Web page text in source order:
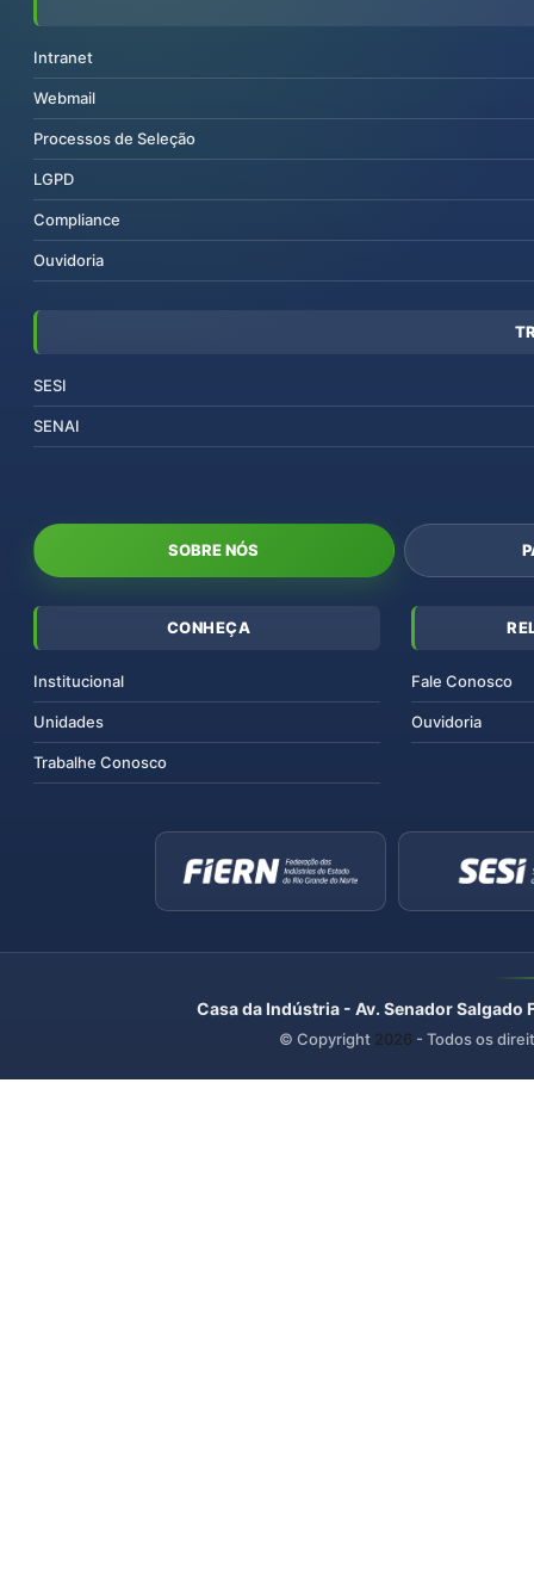
Intranet
Webmail
Processos de Seleção
LGPD
Compliance
Ouvidoria
SESI
SENAI
SOBRE NÓS
CONHEÇA
Institucional
Unidades
Trabalhe Conosco
Fale Conosco
Ouvidoria
Casa da Indústria - Av. Senador
© Copyright 2026 - Todos os